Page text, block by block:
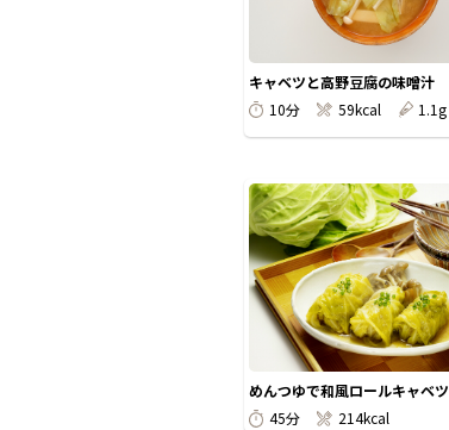
キャベツと高野豆腐の味噌汁
10分
59kcal 1.1g
めんつゆで和風ロールキャベツ
45分
214kcal